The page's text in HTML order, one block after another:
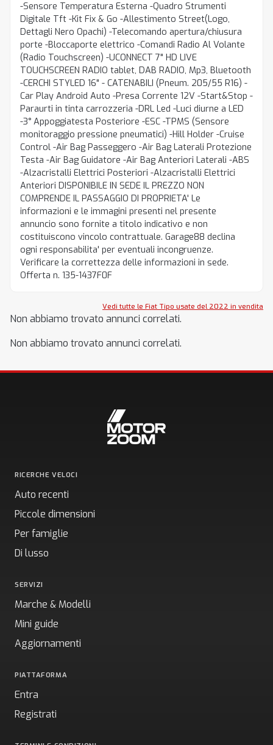
-Sensore Temperatura Esterna -Quadro Strumenti
Digitale Tft -Kit Fix & Go -Allestimento Street(Logo,
Dettagli Nero Opachi) -Telecomando apertura/chiusura
porte -Bloccaporte elettrico -Comandi Radio Al Volante
(Radio Touchscreen) -UCONNECT 7" HD LIVE
TOUCHSCREEN RADIO tablet, DAB RADIO, Mp3, Bluetooth
-CERCHI STYLED 16" - CATENABILI (Pneum. 205/55 R16) -
Car Play Android Auto -Presa Corrente 12V -Start&Stop -
Paraurti in tinta carrozzeria -DRL Led -Luci diurne a LED
-3° Appoggiatesta Posteriore -ESC -TPMS (Sensore
monitoraggio pressione pneumatici) -Hill Holder -Cruise
Control -Air Bag Passeggero -Air Bag Laterali Protezione
Testa -Air Bag Guidatore -Air Bag Anteriori Laterali -ABS
-Alzacristalli Elettrici Posteriori -Alzacristalli Elettrici
Anteriori DISPONIBILE IN SEDE IL PREZZO NON
COMPRENDE IL PASSAGGIO DI PROPRIETA' Le
informazioni e le immagini presenti nel presente
annuncio sono fornite a titolo indicativo e non
costituiscono vincolo contrattuale. Garage88 declina
ogni responsabilita' per eventuali incongruenze.
Verificare la correttezza delle informazioni in sede.
Offerta n. 135-1437F0F
Vedi tutte le Fiat Tipo usate del 2022 in vendita
Non abbiamo trovato annunci correlati.
Non abbiamo trovato annunci correlati.
RICERCHE VELOCI
Auto recenti
Piccole dimensioni
Per famiglie
Di lusso
SERVIZI
Marche & Modelli
Mini guide
Aggiornamenti
PIATTAFORMA
Entra
Registrati